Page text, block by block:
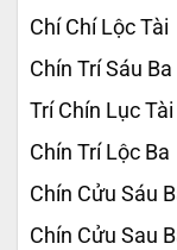
Chí Chí Lộc Tài
Chín Trí Sáu Ba
Trí Chín Lục Tài
Chín Trí Lộc Ba
Chín Cửu Sáu
Chín Cửu Sau